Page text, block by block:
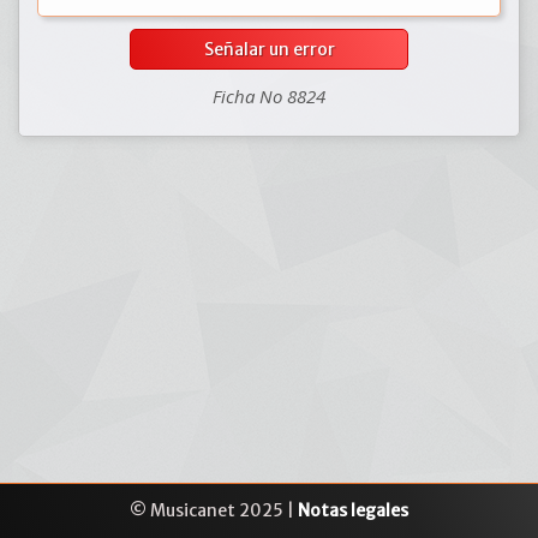
Señalar un error
Ficha No 8824
© Musicanet 2025 | Notas legales